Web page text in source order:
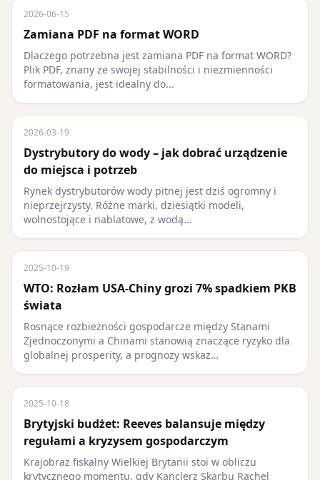
2026-06-15
Zamiana PDF na format WORD
Dlaczego potrzebna jest zamiana PDF na format WORD?
Plik PDF, znany ze swojej stabilności i niezmienności
formatowania, jest idealny do...
2026-03-19
Dystrybutory do wody – jak dobrać urządzenie
do miejsca i potrzeb
Rynek dystrybutorów wody pitnej jest dziś ogromny i
nieprzejrzysty. Różne marki, dziesiątki modeli,
wolnostojące i nablatowe, z wodą...
2025-10-19
WTO: Rozłam USA-Chiny grozi 7% spadkiem PKB
świata
Rosnące rozbieżności gospodarcze między Stanami
Zjednoczonymi a Chinami stanowią znaczące ryzyko dla
globalnej prosperity, a prognozy wskaz…
2025-10-18
Brytyjski budżet: Reeves balansuje między
regułami a kryzysem gospodarczym
Krajobraz fiskalny Wielkiej Brytanii stoi w obliczu
krytycznego momentu, gdy Kanclerz Skarbu Rachel